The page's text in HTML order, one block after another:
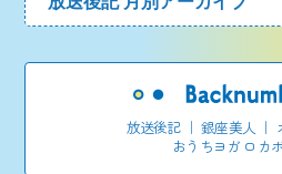
放送後記｜銀座美人 ｜
おうちヨガ ロカ